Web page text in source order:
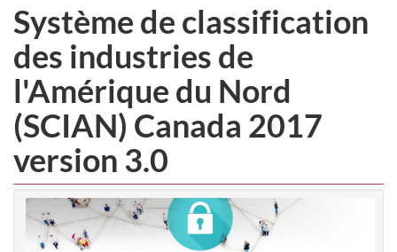
Système de classification
des industries de
l'Amérique du Nord
(SCIAN) Canada 2017
version 3.0